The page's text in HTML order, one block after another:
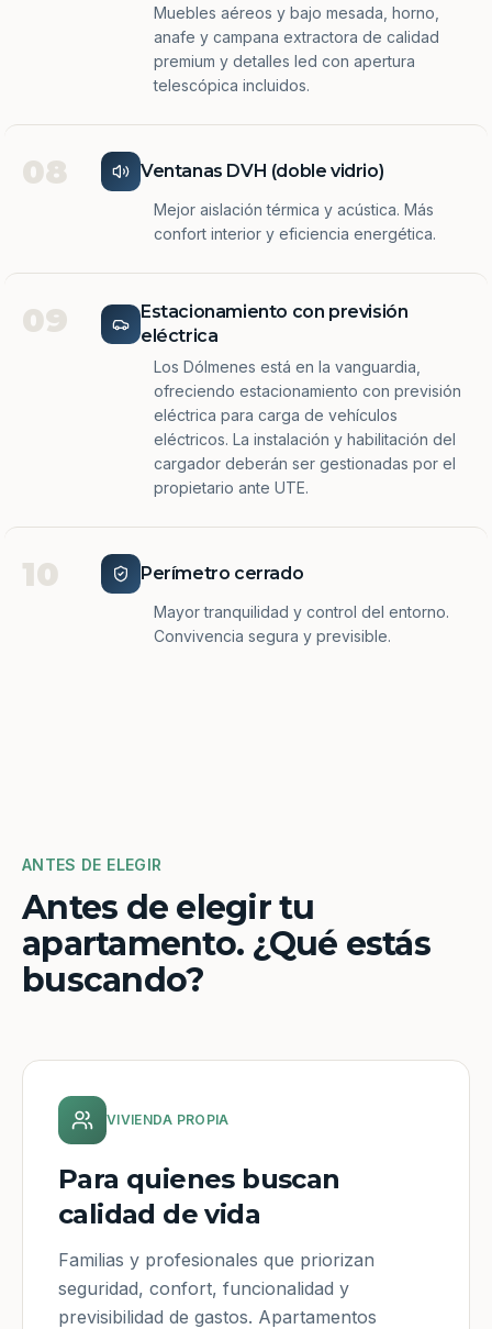
Muebles aéreos y bajo mesada, horno,
anafe y campana extractora de calidad
premium y detalles led con apertura
telescópica incluidos.
08 Ventanas DVH (doble vidrio)
Mejor aislación térmica y acústica. Más
confort interior y eficiencia energética.
09
Estacionamiento con previsión
eléctrica
Los Dólmenes está en la vanguardia,
ofreciendo estacionamiento con previsión
eléctrica para carga de vehículos
eléctricos. La instalación y habilitación del
cargador deberán ser gestionadas por el
propietario ante UTE.
10 Perímetro cerrado
Mayor tranquilidad y control del entorno.
Convivencia segura y previsible.
ANTES DE ELEGIR
Antes de elegir tu
apartamento. ¿Qué estás
buscando?
VIVIENDA PROPIA
Para quienes buscan
calidad de vida
Familias y profesionales que priorizan
seguridad, confort, funcionalidad y
previsibilidad de gastos. Apartamentos